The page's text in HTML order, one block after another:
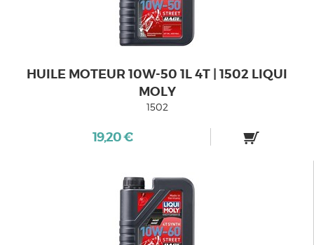
HUILE MOTEUR 10W-50 1L 4T | 1502 LIQUI
MOLY
1502
19,20 €